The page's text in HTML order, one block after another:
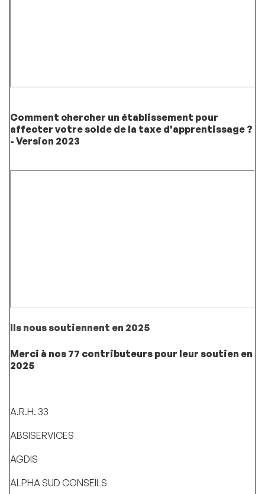
Comment chercher un établissement pour
affecter votre solde de la taxe d'apprentissage ?
- Version 2023
Ils nous soutiennent en 2025
Merci à nos 77 contributeurs pour leur soutien en
2025
A.R.H. 33
ABSISERVICES
AGDIS
ALPHA SUD CONSEILS